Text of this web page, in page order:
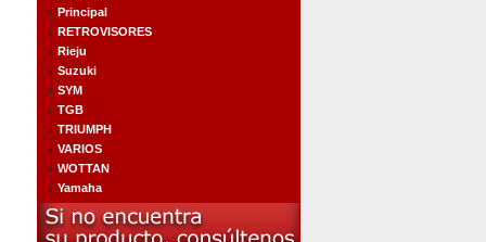
Principal
RETROVISORES
Rieju
Suzuki
SYM
TGB
TRIUMPH
VARIOS
WOTTAN
Yamaha